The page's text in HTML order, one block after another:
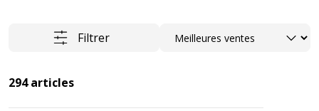
Filtrer Trier
294 articles